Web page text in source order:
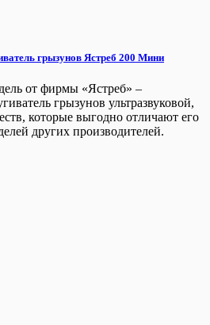
грызунов Ястреб 200 Мини
от фирмы «Ястреб» –
грызунов ультразвуковой,
которые выгодно отличают его
других производителей.